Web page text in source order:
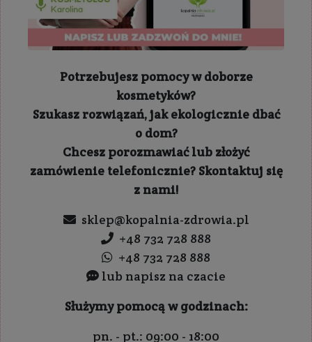
Potrzebujesz pomocy w doborze
kosmetyków?
Szukasz rozwiązań, jak ekologicznie dbać
o dom?
Chcesz porozmawiać lub złożyć
zamówienie telefonicznie? Skontaktuj się
z nami!
sklep@kopalnia-zdrowia.pl
+48 732 728 888
+48 732 728 888
lub napisz na czacie
Służymy pomocą w godzinach:
pn. - pt.: 09:00 - 18:00